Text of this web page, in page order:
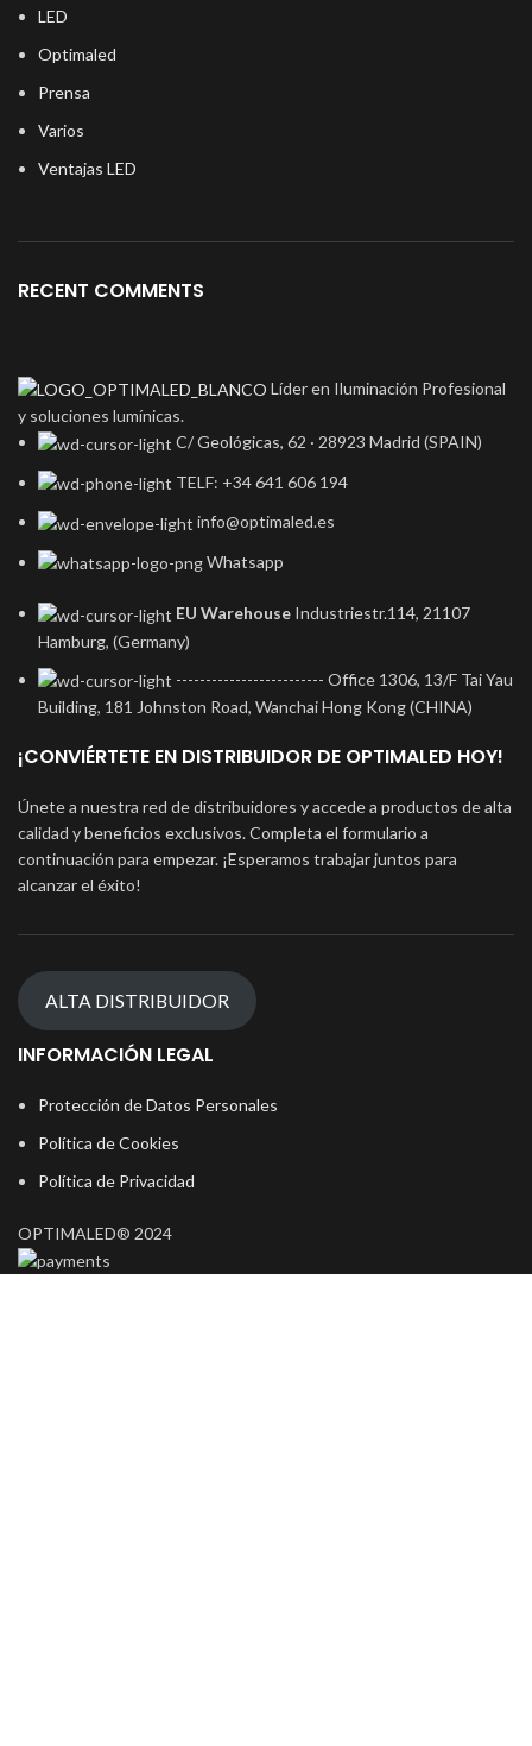
LED
Optimaled
Prensa
Varios
Ventajas LED
RECENT COMMENTS
Líder en Iluminación Profesional
y soluciones lumínicas.
C/ Geológicas, 62 · 28923 Madrid (SPAIN)
TELF: +34 641 606 194
info@optimaled.es
Whatsapp
EU Warehouse Industriestr.114, 21107
Hamburg, (Germany)
------------------------- Office 1306, 13/F Tai Yau
Building, 181 Johnston Road, Wanchai Hong Kong (CHINA)
¡CONVIÉRTETE EN DISTRIBUIDOR DE OPTIMALED HOY!
Únete a nuestra red de distribuidores y accede a productos de alta
calidad y beneficios exclusivos. Completa el formulario a
continuación para empezar. ¡Esperamos trabajar juntos para
alcanzar el éxito!
ALTA DISTRIBUIDOR
INFORMACIÓN LEGAL
Protección de Datos Personales
Política de Cookies
Política de Privacidad
OPTIMALED® 2024